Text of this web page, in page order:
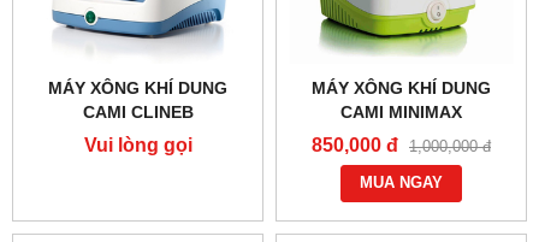
MÁY XÔNG KHÍ DUNG
CAMI CLINEB
Vui lòng gọi
MÁY XÔNG KHÍ DUNG
CAMI MINIMAX
850,000 đ 1,000,000 đ
MUA NGAY